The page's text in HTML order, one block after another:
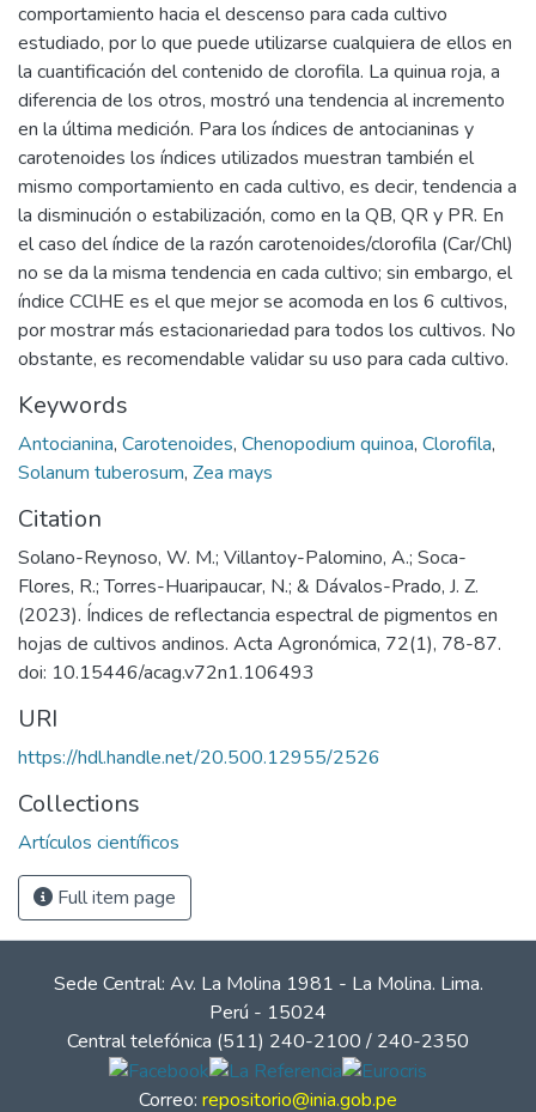
comportamiento hacia el descenso para cada cultivo
estudiado, por lo que puede utilizarse cualquiera de ellos en
la cuantificación del contenido de clorofila. La quinua roja, a
diferencia de los otros, mostró una tendencia al incremento
en la última medición. Para los índices de antocianinas y
carotenoides los índices utilizados muestran también el
mismo comportamiento en cada cultivo, es decir, tendencia a
la disminución o estabilización, como en la QB, QR y PR. En
el caso del índice de la razón carotenoides/clorofila (Car/Chl)
no se da la misma tendencia en cada cultivo; sin embargo, el
índice CClHE es el que mejor se acomoda en los 6 cultivos,
por mostrar más estacionariedad para todos los cultivos. No
obstante, es recomendable validar su uso para cada cultivo.
Keywords
Antocianina, Carotenoides, Chenopodium quinoa, Clorofila,
Solanum tuberosum, Zea mays
Citation
Solano-Reynoso, W. M.; Villantoy-Palomino, A.; Soca-
Flores, R.; Torres-Huaripaucar, N.; & Dávalos-Prado, J. Z.
(2023). Índices de reflectancia espectral de pigmentos en
hojas de cultivos andinos. Acta Agronómica, 72(1), 78-87.
doi: 10.15446/acag.v72n1.106493
URI
https://hdl.handle.net/20.500.12955/2526
Collections
Artículos científicos
Full item page
Sede Central: Av. La Molina 1981 - La Molina. Lima.
Perú - 15024
Central telefónica (511) 240-2100 / 240-2350
Correo: repositorio@inia.gob.pe